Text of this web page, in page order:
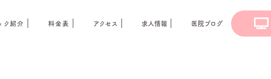
ク紹介 料金表 アクセス 求人情報 医院ブログ